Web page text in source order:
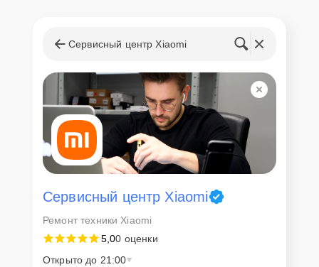
Сервисный центр Xiaomi
Сервисный центр Xiaomi
Ремонт техники Xiaomi
5,00 оценки
Открыто до 21:00